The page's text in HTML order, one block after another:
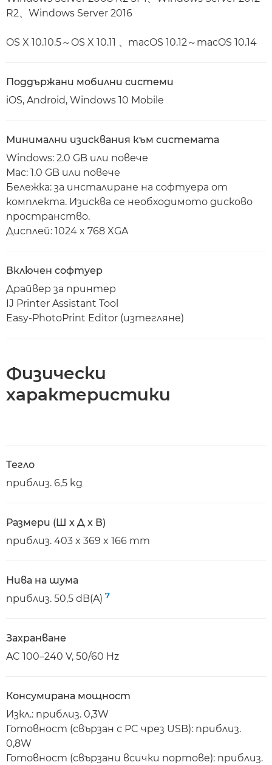
R2、Windows Server 2016
OS X 10.10.5～OS X 10.11 、macOS 10.12～macOS 10.14
Поддържани мобилни системи
iOS, Android, Windows 10 Mobile
Минимални изисквания към системата
Windows: 2.0 GB или повече
Mac: 1.0 GB или повече
Бележка: за инсталиране на софтуера от
комплекта. Изисква се необходимото дисково
пространство.
Дисплей: 1024 x 768 XGA
Включен софтуер
Драйвер за принтер
IJ Printer Assistant Tool
Easy-PhotoPrint Editor (изтегляне)
Физически
характеристики
Тегло
приблиз. 6,5 kg
Размери (Ш x Д x В)
приблиз. 403 x 369 x 166 mm
Нива на шума
приблиз. 50,5 dB(A) 7
Захранване
AC 100–240 V, 50/60 Hz
Консумирана мощност
Изкл.: приблиз. 0,3W
Готовност (свързан с PC чрез USB): приблиз.
0,8W
Готовност (свързани всички портове): приблиз.